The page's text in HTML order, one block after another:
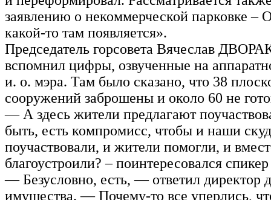
заявлению о некоммерческой парковке
какой-то там появляется».
Председатель горсовета Вячеслав
вспомнил цифры, озвученные на
и. о. мэра. Там было сказано, что 38
сооружений заброшены и около 60 не
— А здесь жители предлагают
быть, есть компромисс, чтобы и наши
поучаствовали, и жители помогли, и
благоустроили? – поинтересовался спикер
— Безусловно, есть, — ответил директор
имущества. — Почему-то все уперлись,